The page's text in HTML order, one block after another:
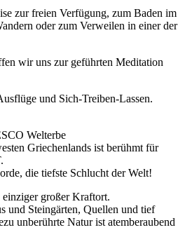
zur freien Verfügung, zum Baden im
oder zum Verweilen in einer der
wir uns zur geführten Meditation
und Sich-Treiben-Lassen.
Welterbe
Griechenlands ist berühmt für
die tiefste Schlucht der Welt!
großer Kraftort.
und Steingärten, Quellen und tief
unberührte Natur ist atemberaubend